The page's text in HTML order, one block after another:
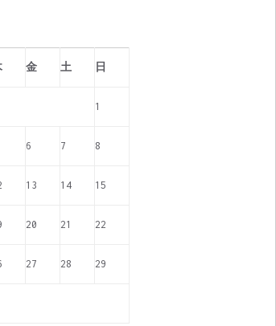
金 土 日
1
6 7 8
13 14 15
20 21 22
27 28 29